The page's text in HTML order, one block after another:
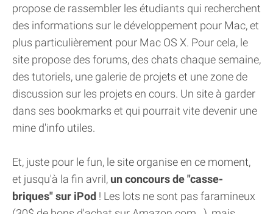
propose de rassembler les étudiants qui recherchent
des informations sur le développement pour Mac, et
plus particulièrement pour Mac OS X. Pour cela, le
site propose des forums, des chats chaque semaine,
des tutoriels, une galerie de projets et une zone de
discussion sur les projets en cours. Un site à garder
dans ses bookmarks et qui pourrait vite devenir une
mine d'info utiles.
Et, juste pour le fun, le site organise en ce moment,
et jusqu'à la fin avril, un concours de "casse-
briques" sur iPod ! Les lots ne sont pas faramineux